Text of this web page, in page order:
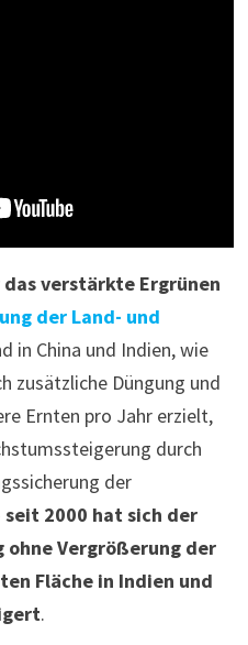
verstärkte Ergrünen
der Land- und
in China und Indien, wie
zusätzliche Düngung und
Ernten pro Jahr erzielt,
durch
der
seit 2000 hat sich der
Vergrößerung der
Fläche in Indien und
.